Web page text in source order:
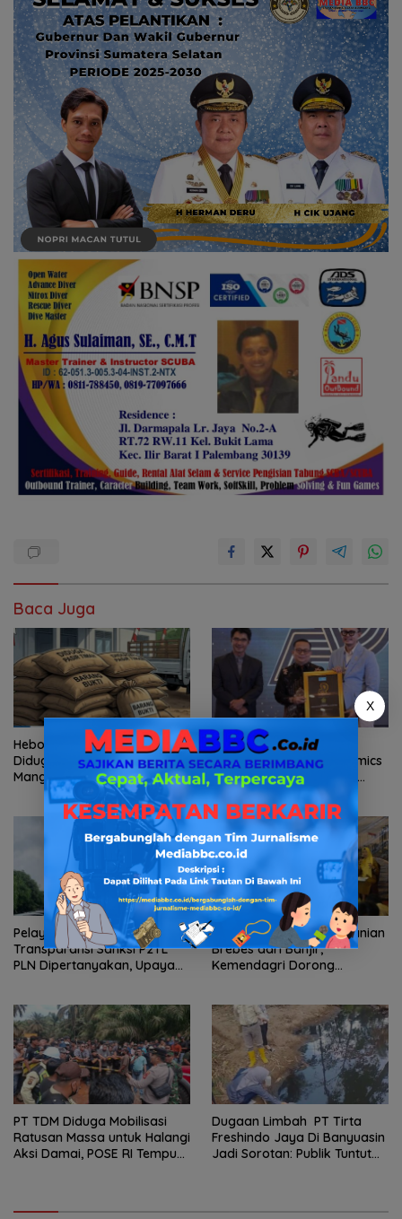
Baca Juga
Heboh Tumpukan Karung
Diduga Pasir Timah di Pos AL
Manggar, Danlanal Babel:
Masih Kami Dalami
Kemenag Sabet
Penghargaan The Iconomics
2026, Sekjen: Hasil Kerja
Bersama Pusat dan Daerah
Pelayanan Kinerja Dan
Transparansi Sanksi P2TL
PLN Dipertanyakan, Upaya
Selamatkan Lahan Pertanian
Brebes dari Banjir,
Kemendagri Dorong
PT TDM Diduga Mobilisasi
Ratusan Massa untuk Halangi
Aksi Damai, POSE RI Tempuh
Dugaan Limbah PT Tirta
Freshindo Jaya Di Banyuasin
Jadi Sorotan: Publik Tuntut
X